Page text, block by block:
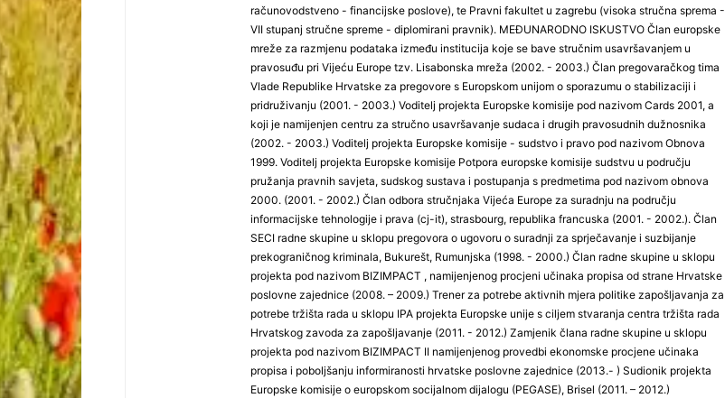
računovodstveno - financijske poslove), te Pravni fakultet u zagrebu (visoka stručna sprema -
VII stupanj stručne spreme - diplomirani pravnik). MEĐUNARODNO ISKUSTVO Član europske
mreže za razmjenu podataka između institucija koje se bave stručnim usavršavanjem u
pravosuđu pri Vijeću Europe tzv. Lisabonska mreža (2002. - 2003.) Član pregovaračkog tima
Vlade Republike Hrvatske za pregovore s Europskom unijom o sporazumu o stabilizaciji i
pridruživanju (2001. - 2003.) Voditelj projekta Europske komisije pod nazivom Cards 2001, a
koji je namijenjen centru za stručno usavršavanje sudaca i drugih pravosudnih dužnosnika
(2002. - 2003.) Voditelj projekta Europske komisije - sudstvo i pravo pod nazivom Obnova
1999. Voditelj projekta Europske komisije Potpora europske komisije sudstvu u području
pružanja pravnih savjeta, sudskog sustava i postupanja s predmetima pod nazivom obnova
2000. (2001. - 2002.) Član odbora stručnjaka Vijeća Europe za suradnju na području
informacijske tehnologije i prava (cj-it), strasbourg, republika francuska (2001. - 2002.). Član
SECI radne skupine u sklopu pregovora o ugovoru o suradnji za sprječavanje i suzbijanje
prekograničnog kriminala, Bukurešt, Rumunjska (1998. - 2000.) Član radne skupine u sklopu
projekta pod nazivom BIZIMPACT , namijenjenog procjeni učinaka propisa od strane Hrvatske
poslovne zajednice (2008. – 2009.) Trener za potrebe aktivnih mjera politike zapošljavanja za
potrebe tržišta rada u sklopu IPA projekta Europske unije s ciljem stvaranja centra tržišta rada
Hrvatskog zavoda za zapošljavanje (2011. - 2012.) Zamjenik člana radne skupine u sklopu
projekta pod nazivom BIZIMPACT II namijenjenog provedbi ekonomske procjene učinaka
propisa i poboljšanju informiranosti hrvatske poslovne zajednice (2013.- ) Sudionik projekta
Europske komisije o europskom socijalnom dijalogu (PEGASE), Brisel (2011. – 2012.)